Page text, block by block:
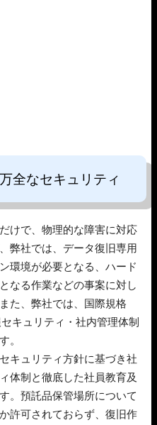
全なセキュリティ
けで、物理的な障害に対応
弊社では、データ復旧専用
環境が必要となる、ハード
なる作業などの事案に対し
た、弊社では、国際規格
キュリティ・社内管理体制
。
キュリティ方針に基づき社
体制と徹底した社員教育及
。預託品保管場所について
許可されておらず、復旧作